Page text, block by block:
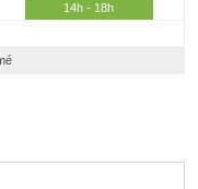
14h - 18h